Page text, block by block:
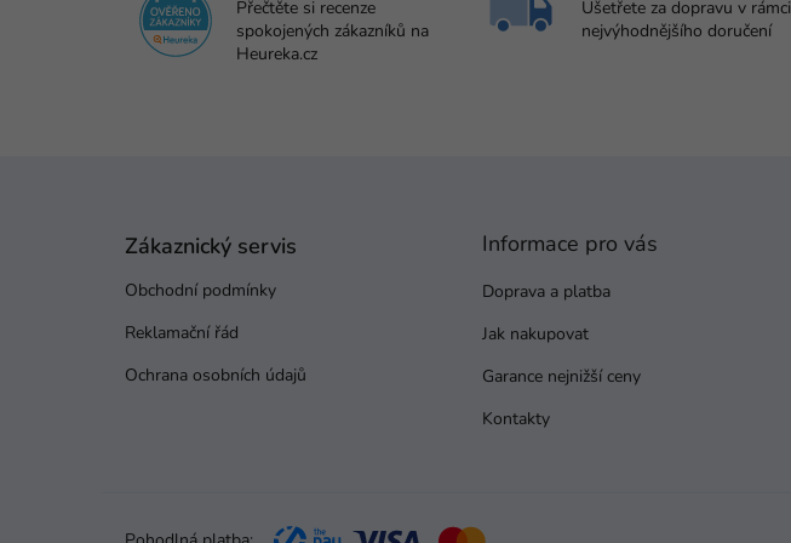
Přečtěte si recenze
spokojených zákazníků na
Heureka.cz
Ušetřete za dopravu v rámci
nejvýhodnějšího doručení
Zákaznický servis
Obchodní podmínky
Reklamační řád
Ochrana osobních údajů
Informace pro vás
Doprava a platba
Jak nakupovat
Garance nejnižší ceny
Kontakty